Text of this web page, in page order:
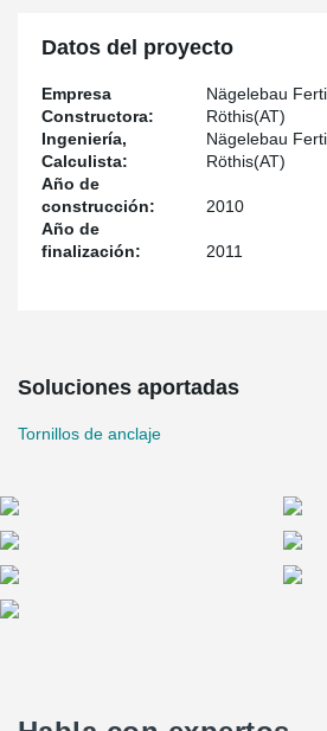
Datos del proyecto
Empresa
Constructora:
Nägelebau
Röthis(AT)
Ingeniería,
Calculista:
Nägelebau
Röthis(AT)
Año de
construcción:
2010
Año de
finalización:
2011
Soluciones aportadas
Tornillos de anclaje